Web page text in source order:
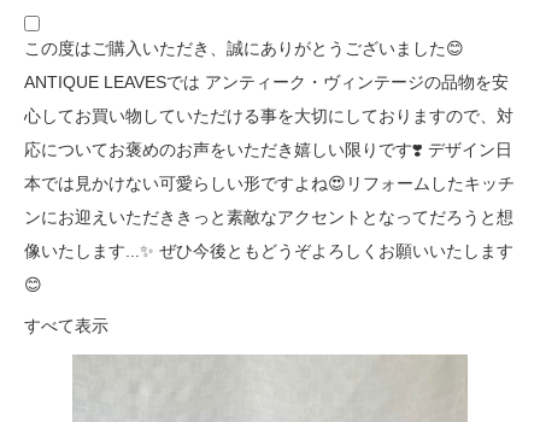
この度はご購入いただき、誠にありがとうございました😊
ANTIQUE LEAVESでは アンティーク・ヴィンテージの品物を安
心してお買い物していただける事を大切にしておりますので、対
応についてお褒めのお声をいただき嬉しい限りです❣️ デザイン日
本では見かけない可愛らしい形ですよね😍リフォームしたキッチ
ンにお迎えいただききっと素敵なアクセントとなってだろうと想
像いたします...✨ ぜひ今後ともどうぞよろしくお願いいたします
😊
すべて表示